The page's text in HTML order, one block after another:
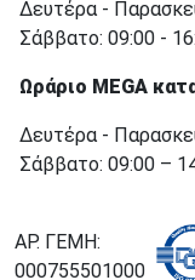
Δευτέρα -
Σάββατο: 09:00 -
Ωράριο MEGA
Δευτέρα -
Σάββατο: 09:00 –
ΑΡ. ΓΕΜΗ:
000755501000